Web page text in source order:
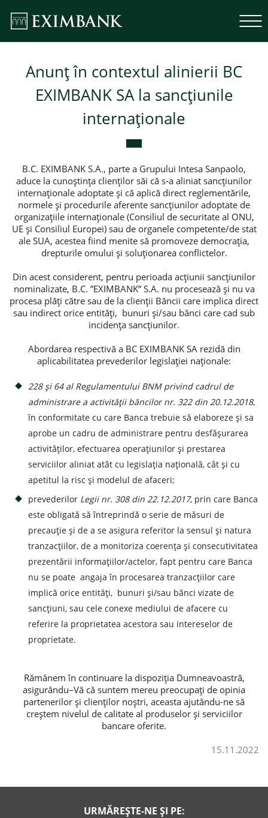
Credite de consum
Credite ipotecare
Anunț în contextul alinierii BC
EXIMBANK SA la sancțiunile
internaționale
B.C. EXIMBANK S.A., parte a Grupului Intesa Sanpaolo,
aduce la cunoștința clienților săi că s-a aliniat sancțiunilor
internaționale adoptate și că aplică direct reglementările,
normele și procedurile aferente sancțiunilor adoptate de
organizațiile internaționale (Consiliul de securitate al ONU,
UE și Consiliul Europei) sau de organele competente/de stat
ale SUA, acestea fiind menite să promoveze democrația,
drepturile omului și soluționarea conflictelor.
Din acest considerent, pentru perioada acțiunii sancțiunilor
nominalizate, B.C. ”EXIMBANK” S.A. nu procesează și nu va
procesa plăți către sau de la clienții Băncii care implica direct
sau indirect orice entități, bunuri și/sau bănci care cad sub
incidența sancțiunilor.
Abordarea respectivă a BC EXIMBANK SA rezidă din
aplicabilitatea prevederilor legislației naționale:
228 și 64 al Regulamentului BNM privind cadrul de
administrare a activității băncilor nr. 322 din 20.12.2018,
în conformitate cu care Banca trebuie să elaboreze și sa
aprobe un cadru de administrare pentru desfășurarea
activităților, efectuarea operațiunilor și prestarea
serviciilor aliniat atât cu legislația națională, cât și cu
apetitul la risc și modelul de afaceri;
prevederilor Legii nr. 308 din 22.12.2017, prin care Banca
este obligată să întreprindă o serie de măsuri de
precauție și de a se asigura referitor la sensul și natura
tranzacțiilor, de a monitoriza coerența și consecutivitatea
prezentării informațiilor/actelor, fapt pentru care Banca
nu se poate angaja în procesarea tranzacțiilor care
implică orice entități, bunuri și/sau bănci vizate de
sancțiuni, sau cele conexe mediului de afacere cu
referire la proprietatea acestora sau intereselor de
proprietate.
Rămânem în continuare la dispoziția Dumneavoastră,
asigurându–Vă că suntem mereu preocupați de opinia
partenerilor și clienților noștri, aceasta ajutându-ne să
creștem nivelul de calitate al produselor și serviciilor
bancare oferite.
15.11.2022
URMĂREȘTE-NE ȘI PE: